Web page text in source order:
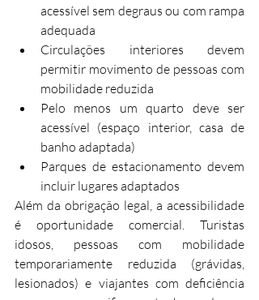
acessível sem degraus ou com rampa
adequada
Circulações interiores devem
permitir movimento de pessoas com
mobilidade reduzida
Pelo menos um quarto deve ser
acessível (espaço interior, casa de
banho adaptada)
Parques de estacionamento devem
incluir lugares adaptados
Além da obrigação legal, a acessibilidade
é oportunidade comercial. Turistas
idosos, pessoas com mobilidade
temporariamente reduzida (grávidas,
lesionados) e viajantes com deficiência